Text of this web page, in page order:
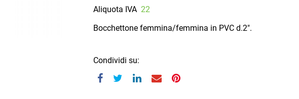
Aliquota IVA 22
Bocchettone femmina/femmina in PVC d.2".
Condividi su: